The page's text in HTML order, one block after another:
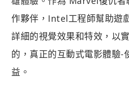
作夥伴，Intel工程師幫助遊
詳細的視覺效果和特效，以
的，真正的互動式電影體驗-
益。